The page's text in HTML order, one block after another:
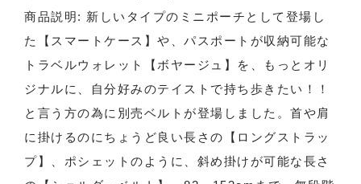
商品説明: 新しいタイプのミニポーチとして登場し
た【スマートケース】や、パスポートが収納可能な
トラベルウォレット【ボヤージュ】を、もっとオリ
ジナルに、自分好みのテイストで持ち歩きたい！！
と言う方の為に別売ベルトが登場しました。首や肩
に掛けるのにちょうど良い長さの【ロングストラッ
プ】、ポシェットのように、斜め掛けが可能な長さ